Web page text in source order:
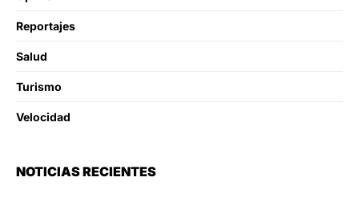
Reportajes
Salud
Turismo
Velocidad
NOTICIAS RECIENTES